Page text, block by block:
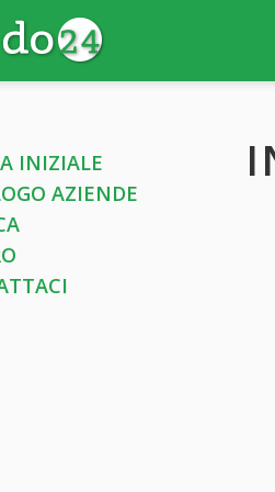
INIZIALE
AZIENDE